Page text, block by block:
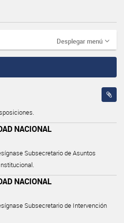
Desplegar menú
NACIONAL
Subsecretario de Asuntos
NACIONAL
Subsecretario de Intervención